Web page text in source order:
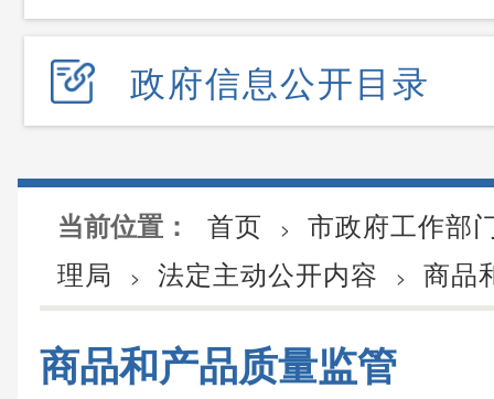
政府信息公开目录
当前位置： 首页 >
市政府工作部
理局
> 法定主动公开内容 > 商品
商品和产品质量监管